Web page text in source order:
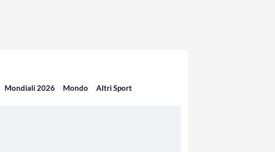
Mondiali 2026 Mondo Altri Sport